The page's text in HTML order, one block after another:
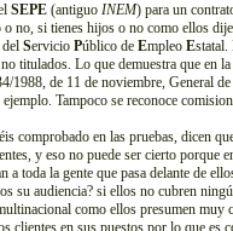
SEPE (antiguo INEM) para un
o no, si tienes hijos o no como ellos
Servicio Público de Empleo Estatal.
titulados. Lo que demuestra que en
1988, de 11 de noviembre, General
Tampoco se reconoce
comprobado en las pruebas, dicen
y eso no puede ser cierto porque
a toda la gente que pasa delante de
su audiencia? si ellos no cubren
como ellos presumen muy
clientes en sus puestos por lo que es